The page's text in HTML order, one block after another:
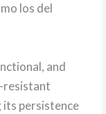
los del
and
resistant
persistence